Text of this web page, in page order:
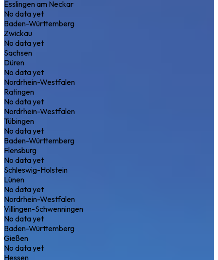
Esslingen am Neckar
No data yet
Baden-Württemberg
Zwickau
No data yet
Sachsen
Düren
No data yet
Nordrhein-Westfalen
Ratingen
No data yet
Nordrhein-Westfalen
Tübingen
No data yet
Baden-Württemberg
Flensburg
No data yet
Schleswig-Holstein
Lünen
No data yet
Nordrhein-Westfalen
Villingen-Schwenningen
No data yet
Baden-Württemberg
Gießen
No data yet
Hessen